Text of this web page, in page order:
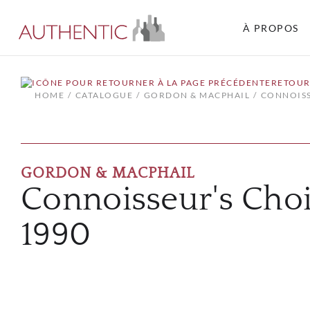
À PROPOS
HOME
CATALOGUE GORDON & MACPHAIL
GORDON & MACPHAIL
Connoisseur's
1990